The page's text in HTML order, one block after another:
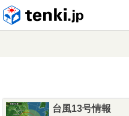
台風13号情報